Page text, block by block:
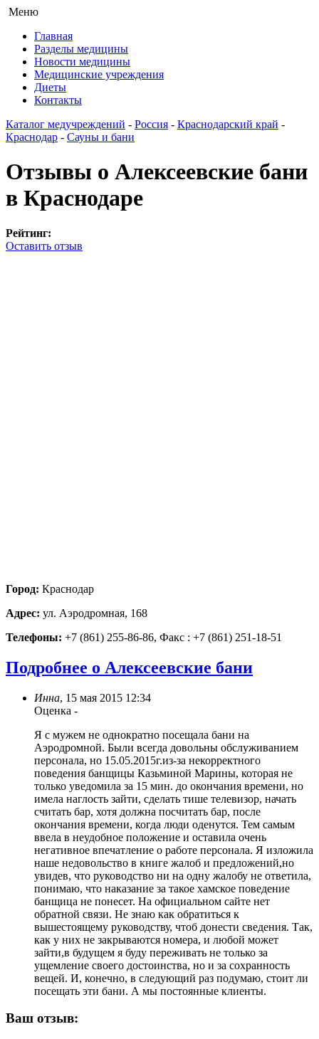
Меню
Главная
Разделы медицины
Новости медицины
Медицинские учреждения
Диеты
Контакты
Каталог медучреждений - Россия - Краснодарский край -
Краснодар - Сауны и бани
Отзывы о Алексеевские бани
в Краснодаре
Рейтинг:
Оставить отзыв
Город: Краснодар
Адрес: ул. Аэродромная, 168
Телефоны: +7 (861) 255-86-86, Факс : +7 (861) 251-18-51
Подробнее о Алексеевские бани
Инна, 15 мая 2015 12:34
Оценка -
Я с мужем не однократно посещала бани на
Аэродромной. Были всегда довольны обслуживанием
персонала, но 15.05.2015г.из-за некорректного
поведения банщицы Казьминой Марины, которая не
только уведомила за 15 мин. до окончания времени, но
имела наглость зайти, сделать тише телевизор, начать
считать бар, хотя должна посчитать бар, после
окончания времени, когда люди оденутся. Тем самым
ввела в неудобное положение и оставила очень
негативное впечатление о работе персонала. Я изложила
наше недовольство в книге жалоб и предложений,но
увидев, что руководство ни на одну жалобу не ответила,
понимаю, что наказание за такое хамское поведение
банщица не понесет. На официальном сайте нет
обратной связи. Не знаю как обратиться к
вышестоящему руководству, чтоб донести сведения. Так,
как у них не закрываются номера, и любой может
зайти,в будущем я буду переживать не только за
ущемление своего достоинства, но и за сохранность
вещей. И, конечно, в следующий раз подумаю, стоит ли
посещать эти бани. А мы постоянные клиенты.
Ваш отзыв: